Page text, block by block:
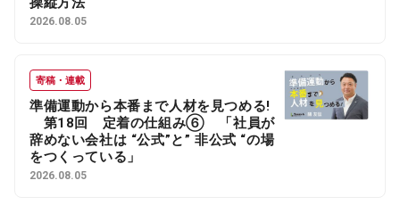
2026.08.05
寄稿・連載
準備運動から本番まで人材を見つめる!
第18回 定着の仕組み⑥ 「社員が
辞めない会社は “公式”と” 非公式 “の場
をつくっている」
2026.08.05